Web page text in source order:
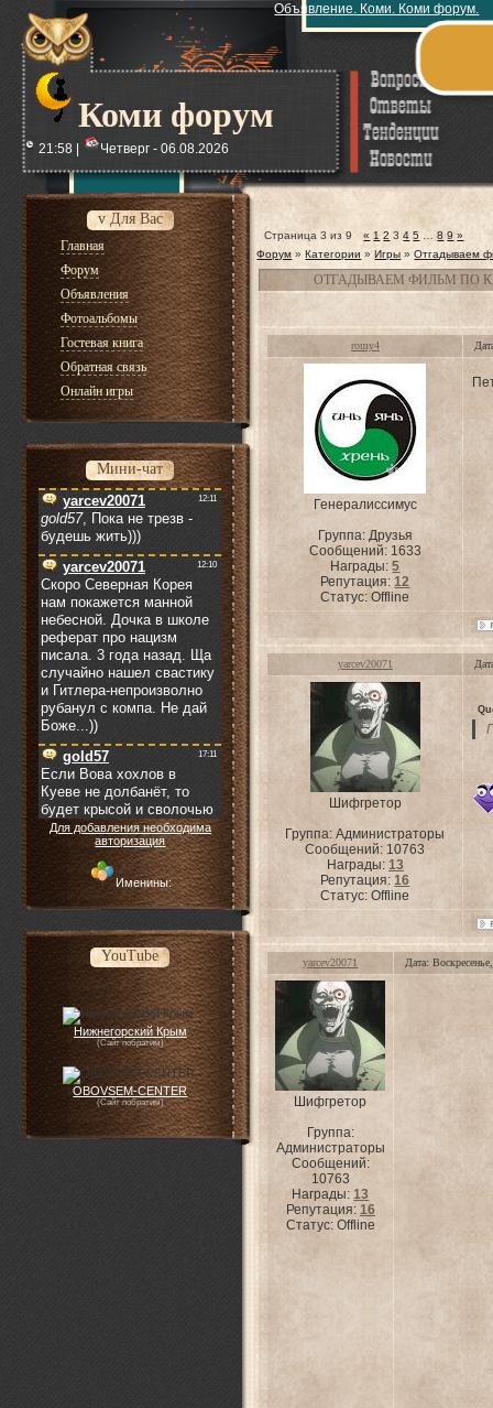
Коми форум
Объявление. Коми. Коми форум.
21:58 | Четверг - 06.08.2026
v Для Вас
Главная
Форум
Объявления
Фотоальбомы
Гостевая книга
Обратная связь
Онлайн игры
Мини-чат
Для добавления необходима
авторизация
Именины:
YouTube
Нижнегорский Крым
(Сайт побратим)
OBOVSEM-CENTER
(Сайт побратим)
Страница3 из9 « 1 2 3 4 5 … 8 9 »
Форум » Категории » Игры » Отгадываем
ОТГАДЫВАЕМ ФИЛЬМ ПО
romy4
Генералиссимус
Группа: Друзья
Сообщений: 1633
Награды:5
Репутация:12
Статус:Offline
yarcev20071
Шифгретор
Группа: Администраторы
Сообщений: 10763
Награды: 13
Репутация:16
Статус:Offline
yarcev20071 Дата:
Шифгретор
Группа:
Администраторы
Сообщений:
10763
Награды:13
Репутация: 16
Статус: Offline